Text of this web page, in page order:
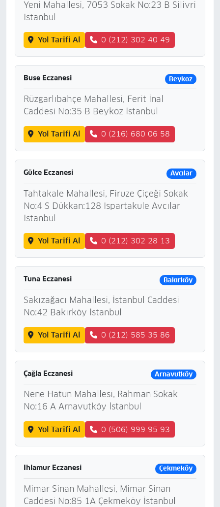
Yeni Mahallesi, 7053 Sokak No:23 B Silivri
İstanbul
Yol Tarifi Al 0 (212) 302 40 49
Buse Eczanesi Beykoz
Rüzgarlıbahçe Mahallesi, Ferit İnal
Caddesi No:35 B Beykoz İstanbul
Yol Tarifi Al 0 (216) 680 06 58
Gülce Eczanesi Avcılar
Tahtakale Mahallesi, Firuze Çiçeği Sokak
No:4 S Dükkan:128 Ispartakule Avcılar
İstanbul
Yol Tarifi Al 0 (212) 302 28 13
Tuna Eczanesi Bakırköy
Sakızağacı Mahallesi, İstanbul Caddesi
No:42 Bakırköy İstanbul
Yol Tarifi Al 0 (212) 585 35 86
Çağla Eczanesi Arnavutköy
Nene Hatun Mahallesi, Rahman Sokak
No:16 A Arnavutköy İstanbul
Yol Tarifi Al 0 (506) 999 95 93
Ihlamur Eczanesi Çekmeköy
Mimar Sinan Mahallesi, Mimar Sinan
Caddesi No:85 1A Çekmeköy İstanbul